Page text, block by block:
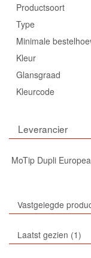
Productsoort
Type
Minimale
Kleur
Glansgraad
Kleurcode
Leverancier
MoTip Dupli
Vastgelegde
Laatst gezien 1